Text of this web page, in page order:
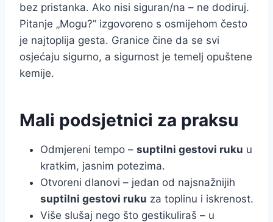
bez pristanka. Ako nisi siguran/na – ne dodiruj.
Pitanje „Mogu?” izgovoreno s osmijehom često
je najtoplija gesta. Granice čine da se svi
osjećaju sigurno, a sigurnost je temelj opuštene
kemije.
Mali podsjetnici za praksu
Odmjereni tempo – suptilni gestovi ruku u
kratkim, jasnim potezima.
Otvoreni dlanovi – jedan od najsnažnijih
suptilni gestovi ruku za toplinu i iskrenost.
Više slušaj nego što gestikuliraš – u